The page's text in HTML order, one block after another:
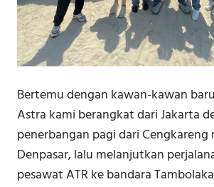
Bertemu dengan kawan-kawan
Astra kami berangkat dari Jakarta
penerbangan pagi dari Cengkareng
Denpasar, lalu melanjutkan
pesawat ATR ke bandara